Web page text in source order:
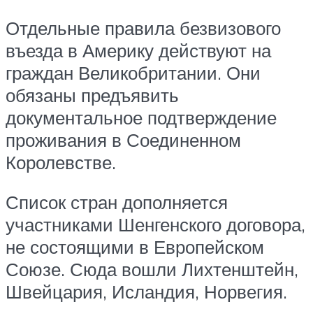
Отдельные правила безвизового
въезда в Америку действуют на
граждан Великобритании. Они
обязаны предъявить
документальное подтверждение
проживания в Соединенном
Королевстве.
Список стран дополняется
участниками Шенгенского договора,
не состоящими в Европейском
Союзе. Сюда вошли Лихтенштейн,
Швейцария, Исландия, Норвегия.